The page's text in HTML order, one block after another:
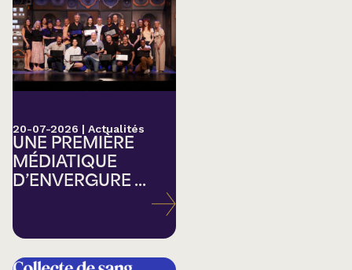
20-07-2026 | Actualités
UNE PREMIÈRE
MÉDIATIQUE
D’ENVERGURE ...